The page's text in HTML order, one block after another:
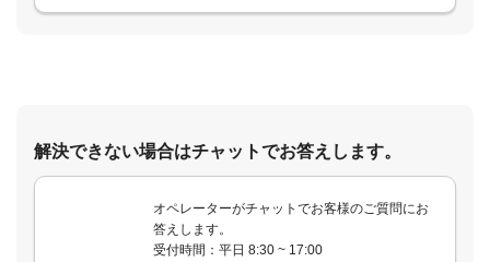
解決できない場合はチャットでお答えします。
オペレーターがチャットでお客様のご質問にお
答えします。
受付時間：平日 8:30 ~ 17:00